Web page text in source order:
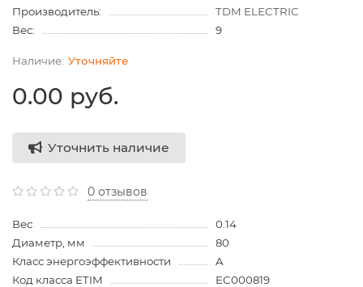
Производитель:
TDM ELECTRIC
Вес:
9
Уточняйте
0.00 руб.
Уточнить наличие
0 отзывов
Вес
0.14
Диаметр, мм
80
Класс энергоэффективности
A
Код класса ETIM
EC000819